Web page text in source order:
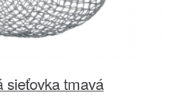
sieťovka tmavá